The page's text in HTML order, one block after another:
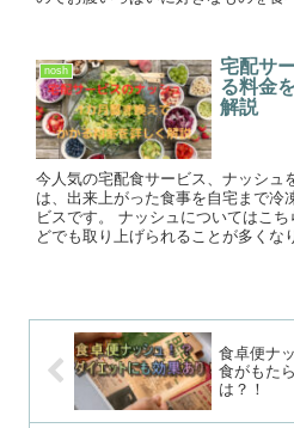
nosh
宅配サ
る料金
解説
今人気の宅配食サービス、ナッシュ
は、出来上がった食事を自宅まで冷
ビスです。 ナッシュについてはこ
どでも取り上げられることが多くな
食卓便ナ
食がもた
は？！